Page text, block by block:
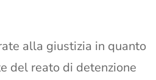
alla giustizia in quanto
del reato di detenzione